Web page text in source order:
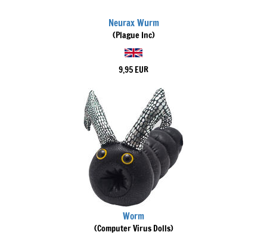
Neurax Wurm
(Plague Inc)
9,95 EUR
Worm
(Computer Virus Dolls)